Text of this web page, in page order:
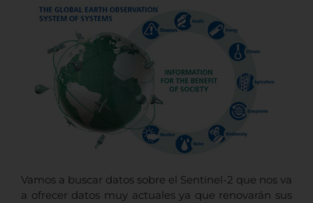
Vamos a buscar datos sobre el Sentinel-2 que nos va
a ofrecer datos muy actuales ya que renovarán sus